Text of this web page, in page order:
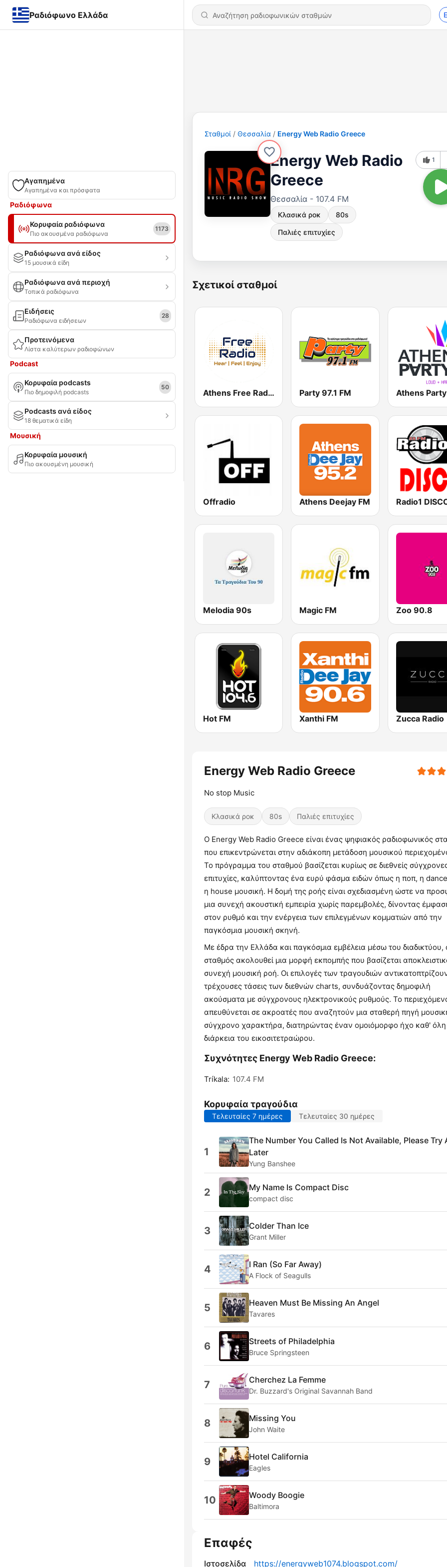
Ραδιόφωνο Ελλάδα
Αγαπημένα
Αγαπημένα και πρόσφατα
Ραδιόφωνα
Κορυφαία ραδιόφωνα
Πιο ακουσμένα ραδιόφωνα
1173
Ραδιόφωνα ανά είδος
15 μουσικά είδη
Ραδιόφωνα ανά περιοχή
Τοπικά ραδιόφωνα
Ειδήσεις
Ραδιόφωνα ειδήσεων
28
Προτεινόμενα
Λίστα καλύτερων ραδιοφώνων
Podcast
Κορυφαία podcasts
Πιο δημοφιλή podcasts
50
Podcasts ανά είδος
18 θεματικά είδη
Μουσική
Κορυφαία μουσική
Πιο ακουσμένη μουσική
Σταθμοί Θεσσαλία Energy Web Radio Greece
Energy Web Radio
Greece
Θεσσαλία - 107.4 FM
Κλασικά ροκ 80s
Παλιές επιτυχίες
1
Σχετικοί σταθμοί
Athens Free Radio Party 97.1 FM
Offradio Athens Deejay FM Radio1
Melodia 90s Magic FM Zoo 90.8
Hot FM Xanthi FM Zucca Radio
Energy Web Radio Greece
No stop Music
Κλασικά ροκ 80s Παλιές επιτυχίες
Ο Energy Web Radio Greece είναι ένας ψηφιακός ραδιοφωνικός
που επικεντρώνεται στην αδιάκοπη μετάδοση μουσικού
Το πρόγραμμα του σταθμού βασίζεται κυρίως σε διεθνείς
επιτυχίες, καλύπτοντας ένα ευρύ φάσμα ειδών όπως η ποπ, η
η house μουσική. Η δομή της ροής είναι σχεδιασμένη ώστε να
μια συνεχή ακουστική εμπειρία χωρίς παρεμβολές, δίνοντας
στον ρυθμό και την ενέργεια των επιλεγμένων κομματιών από την
παγκόσμια μουσική σκηνή.
Με έδρα την Ελλάδα και παγκόσμια εμβέλεια μέσω του διαδικτύου,
σταθμός ακολουθεί μια μορφή εκπομπής που βασίζεται
συνεχή μουσική ροή. Οι επιλογές των τραγουδιών
τρέχουσες τάσεις των διεθνών charts, συνδυάζοντας δημοφιλή
ακούσματα με σύγχρονους ηλεκτρονικούς ρυθμούς. Το
απευθύνεται σε ακροατές που αναζητούν μια σταθερή πηγή
σύγχρονο χαρακτήρα, διατηρώντας έναν ομοιόμορφο ήχο καθ' όλη
διάρκεια του εικοσιτετραώρου.
Συχνότητες Energy Web Radio Greece:
Tríkala: 107.4 FM
Κορυφαία τραγούδια
Τελευταίες 7 ημέρες Τελευταίες 30 ημέρες
1
The Number You Called Is Not Available, Please Try
Later
Yung Banshee
2 My Name Is Compact Disc
compact disc
3 Colder Than Ice
Grant Miller
4 I Ran (So Far Away)
A Flock of Seagulls
5 Heaven Must Be Missing An Angel
Tavares
6 Streets of Philadelphia
Bruce Springsteen
7 Cherchez La Femme
Dr. Buzzard's Original Savannah Band
8 Missing You
John Waite
9 Hotel California
Eagles
10 Woody Boogie
Baltimora
Επαφές
Ιστοσελίδα https://energyweb1074.blogspot.com/